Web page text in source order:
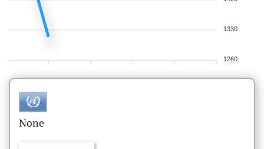
1330
1260
None